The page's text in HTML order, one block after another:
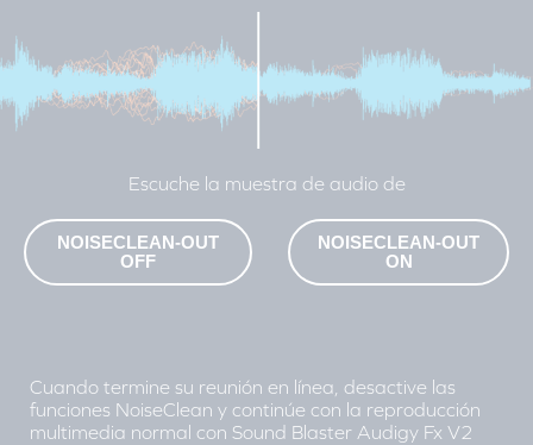
Escuche la muestra de audio de
NOISECLEAN-OUT
OFF
NOISECLEAN-OUT
ON
Cuando termine su reunión en línea, desactive las
funciones NoiseClean y continúe con la reproducción
multimedia normal con Sound Blaster Audigy Fx V2